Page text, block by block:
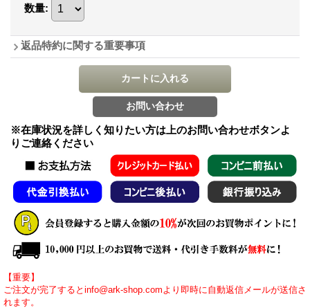
数量:
返品特約に関する重要事項
※在庫状況を詳しく知りたい方は上のお問い合わせボタンよ
りご連絡ください
【重要】
ご注文が完了するとinfo@ark-shop.comより即時に自動返信メールが送信さ
れます。